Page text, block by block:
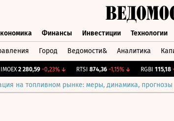
Финансы Инвестиции Технологии
Город Ведомости& Аналитика
IMOEX 2 280,59 -0,23%↓ RTSI 874,36 -1,15%↓ RGBI 115,18 -
на топливном рынке: меры, динамика, прогнозы